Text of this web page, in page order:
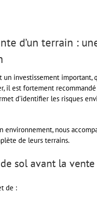
d’un terrain :
investissement important,
il est fortement
d’identifier les risques
environnement, nous
de leurs terrains.
sol avant la vente
de :